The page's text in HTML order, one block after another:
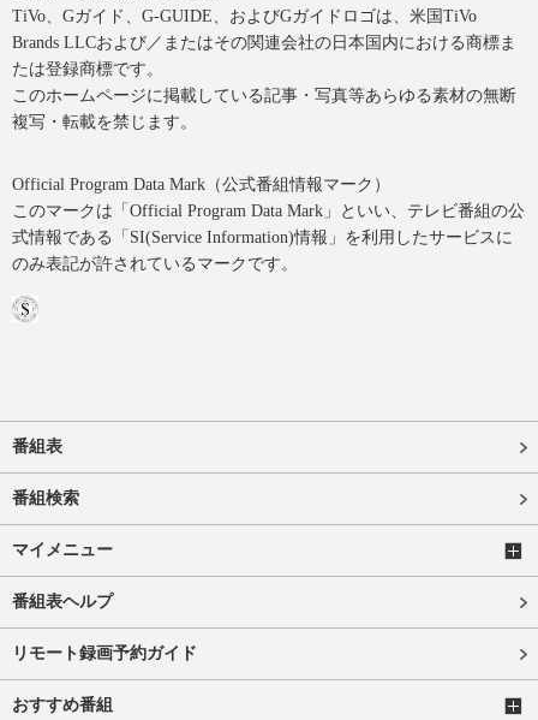
TiVo、Gガイド、G-GUIDE、およびGガイドロゴは、米国TiVo
Brands LLCおよび／またはその関連会社の日本国内における商標ま
たは登録商標です。
このホームページに掲載している記事・写真等あらゆる素材の無断
複写・転載を禁じます。
Official Program Data Mark（公式番組情報マーク）
このマークは「Official Program Data Mark」といい、テレビ番組の公
式情報である「SI(Service Information)情報」を利用したサービスに
のみ表記が許されているマークです。
番組表
番組検索
マイメニュー
番組表ヘルプ
リモート録画予約ガイド
おすすめ番組